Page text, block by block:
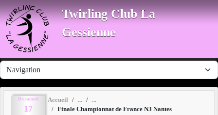
Twirling Club La
Gessienne
Du samedi
17
Accueil
Finale Championnat de France N3 Nantes
Panneau de gestion des cookies